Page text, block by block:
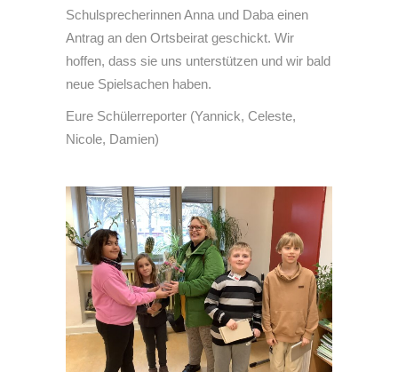
Schulsprecherinnen Anna und Daba einen
Antrag an den Ortsbeirat geschickt. Wir
hoffen, dass sie uns unterstützen und wir bald
neue Spielsachen haben.
Eure Schülerreporter (Yannick, Celeste,
Nicole, Damien)